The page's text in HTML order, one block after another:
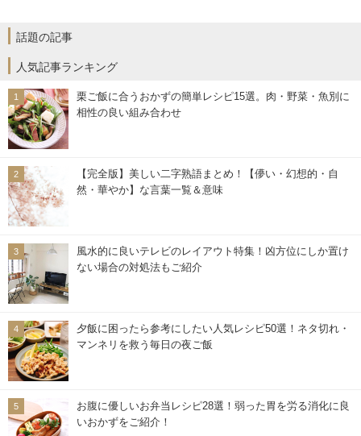
話題の記事
人気記事ランキング
栗ご飯に合うおかずの簡単レシピ15選。肉・野菜・魚別に
相性の良い組み合わせ
【完全版】美しい二字熟語まとめ！【儚い・幻想的・自
然・華やか】な言葉一覧＆意味
風水的に良いテレビのレイアウト特集！凶方位にしか置け
ない場合の対処法もご紹介
夕飯に困ったら参考にしたい人気レシピ50選！ネタ切れ・
マンネリを救う毎日の夜ご飯
お腹に優しいお弁当レシピ28選！弱った胃を労る消化に良
いおかずをご紹介！